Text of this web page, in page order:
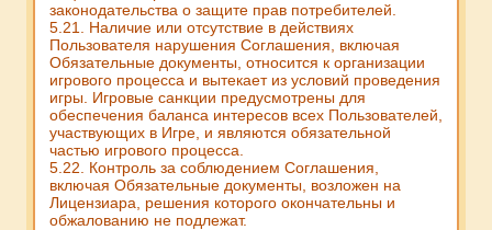
законодательства о защите прав потребителей.
5.21. Наличие или отсутствие в действиях
Пользователя нарушения Соглашения, включая
Обязательные документы, относится к организации
игрового процесса и вытекает из условий проведения
игры. Игровые санкции предусмотрены для
обеспечения баланса интересов всех Пользователей,
участвующих в Игре, и являются обязательной
частью игрового процесса.
5.22. Контроль за соблюдением Соглашения,
включая Обязательные документы, возложен на
Лицензиара, решения которого окончательны и
обжалованию не подлежат.